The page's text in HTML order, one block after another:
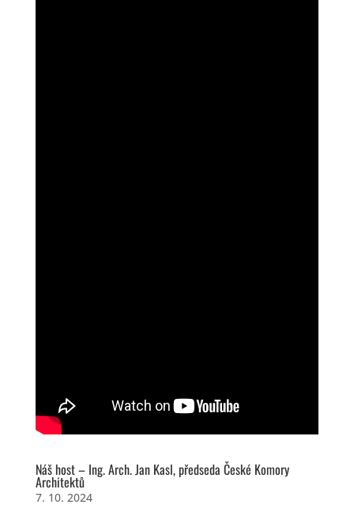
Náš host – Ing. Arch. Jan Kasl, předseda České Komory
Architektů
7. 10. 2024